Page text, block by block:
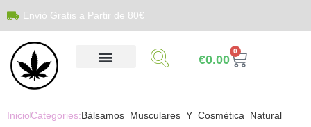
Envió Gratis a Partir de 80€
€0.00
0
InicioCategories:Bálsamos Musculares Y Cosmética Natural